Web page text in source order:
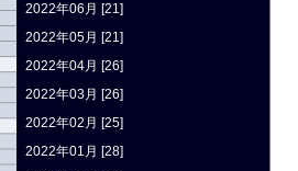
2022年06月 [21]
2022年05月 [21]
2022年04月 [26]
2022年03月 [26]
2022年02月 [25]
2022年01月 [28]